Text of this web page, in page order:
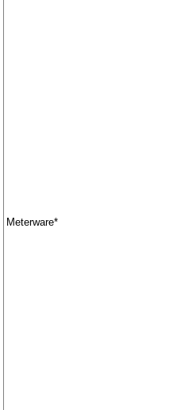
Meterware*